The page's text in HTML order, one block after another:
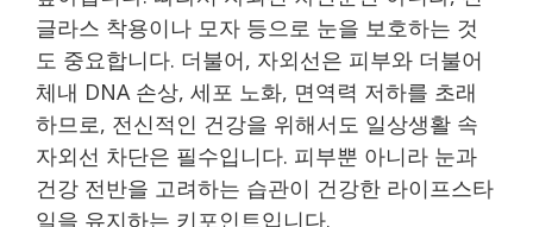
글라스 착용이나 모자 등으로 눈을 보호하는 것
도 중요합니다. 더불어, 자외선은 피부와 더불어
체내 DNA 손상, 세포 노화, 면역력 저하를 초래
하므로, 전신적인 건강을 위해서도 일상생활 속
자외선 차단은 필수입니다. 피부뿐 아니라 눈과
건강 전반을 고려하는 습관이 건강한 라이프스타
일을 유지하는 키포인트입니다.